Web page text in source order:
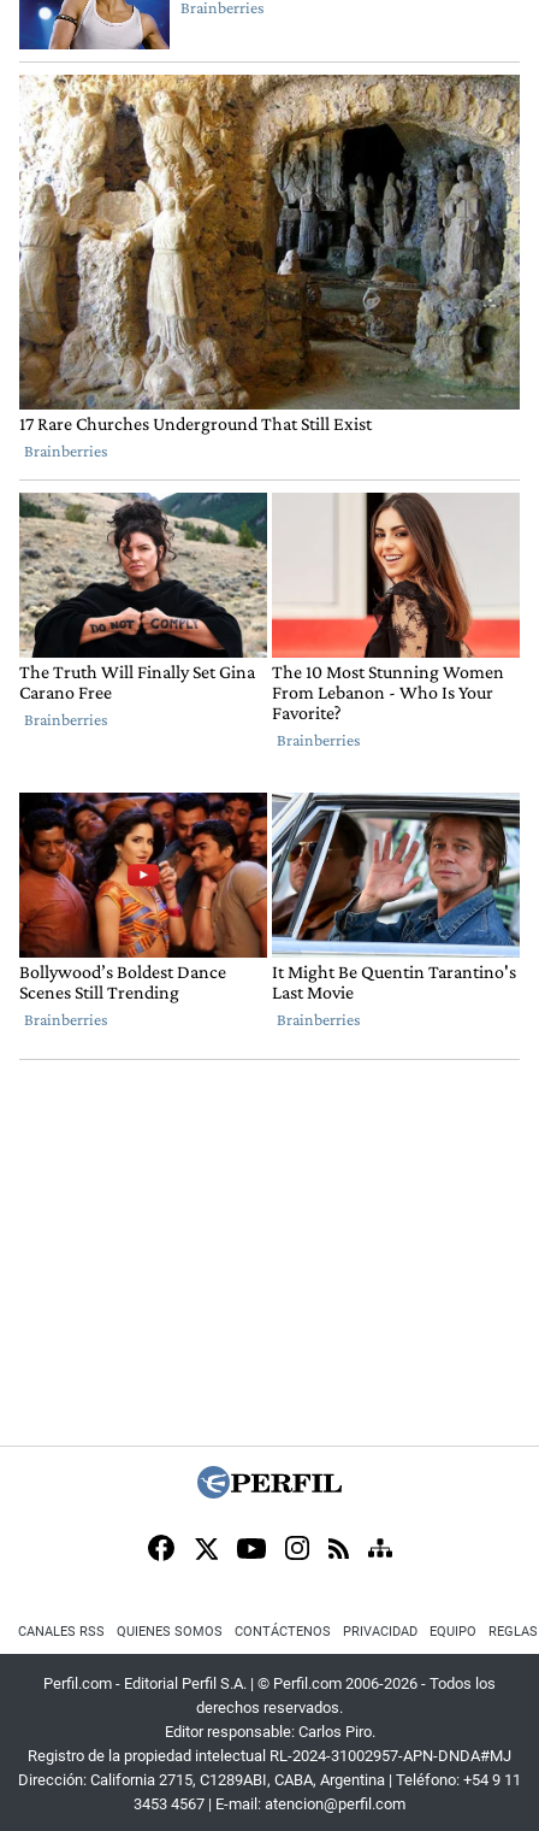
CANALES RSS QUIENES SOMOS CONTÁCTENOS PRIVACIDAD EQUIPO
Perfil.com - Editorial Perfil S.A. | © Perfil.com 2006-2026 - Todos los
derechos reservados.
Editor responsable: Carlos Piro.
Registro de la propiedad intelectual RL-2024-31002957-APN-DNDA#MJ
Dirección: California 2715, C1289ABI, CABA, Argentina | Teléfono: +54 9 11
3453 4567 | E-mail: atencion@perfil.com